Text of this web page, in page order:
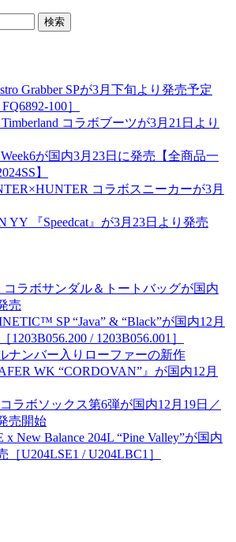
Grabber SPが3月下旬より発売予定
100］
Timberland コラボブーツが3月21日より
Week6が国内3月23日に発売【全商品一
】
コラボスニーカーが3月
YY 『Speedcat』が3月23日より発売
コラボサンダル＆トートバッグが国内
売
SP “Java” & “Black”が国内12月
1203B056.200 / 1203B056.001］
ナンバー入りローファーの新作
WK “CORDOVAN”』が国内12月
ラボソックス第6弾が国内12月19日／
売開始
New Balance 204L “Pine Valley”が国内
［U204LSE1 / U204LBC1］